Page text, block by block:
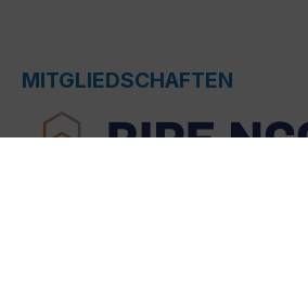
MITGLIEDSCHAFTEN